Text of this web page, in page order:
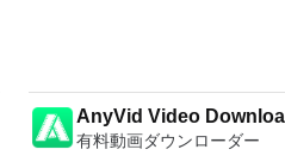
32ビットと64ビットの両
ンを実行します。 2-way Virtual SMPを
活用します。 サードパーテ
をより多く - デジタル音楽
楽しくなります。 エンター
をすべて1つの場所に - 音楽
するスピードダイヤルや、
してより高速なナビゲーシ
るOpera Turboモードなど
AnyVid Video
有料動画ダウンローダー